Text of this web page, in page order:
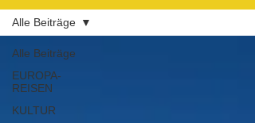
Alle Beiträge
EUROPA-
REISEN
KULTUR
Alle Beiträge